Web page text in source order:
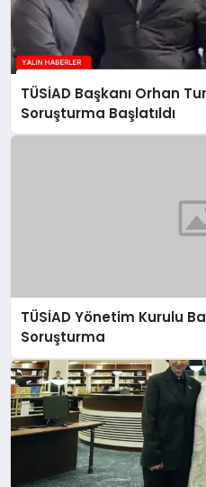
TÜSİAD Başkanı Orhan
Soruşturma Başlatıldı
TÜSİAD Yönetim Kurulu
Soruşturma